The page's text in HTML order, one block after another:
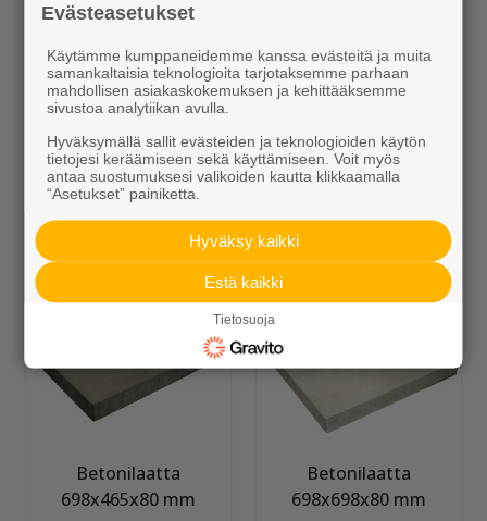
Betonilaatta
Betonilaatta
Betonilaatta
698x465x80 mm
Betonilaatta
698x698x80 mm
Evästeasetukset
Käytämme kumppaneidemme kanssa evästeitä ja muita
samankaltaisia teknologioita tarjotaksemme parhaan
mahdollisen asiakaskokemuksen ja kehittääksemme
sivustoa analytiikan avulla.
Hyväksymällä sallit evästeiden ja teknologioiden käytön
tietojesi keräämiseen sekä käyttämiseen. Voit myös
antaa suostumuksesi valikoiden kautta klikkaamalla
“Asetukset” painiketta.
Hyväksy kaikki
Estä kaikki
Tietosuoja